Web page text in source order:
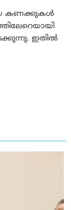
കണക്കുകൾ
ഇതിൽ